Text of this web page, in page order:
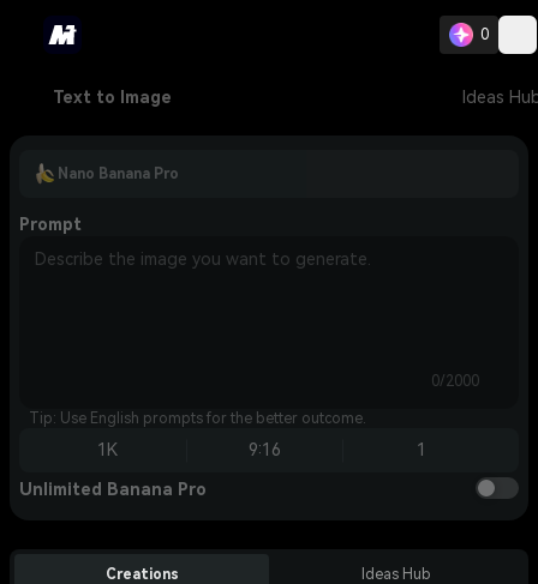
0
Text to Image Ideas
Nano Banana Pro
Prompt
0/2000
Tip: Use English prompts for the better outcome.
1K 9:16 1
Unlimited Banana Pro
Creations Ideas Hub